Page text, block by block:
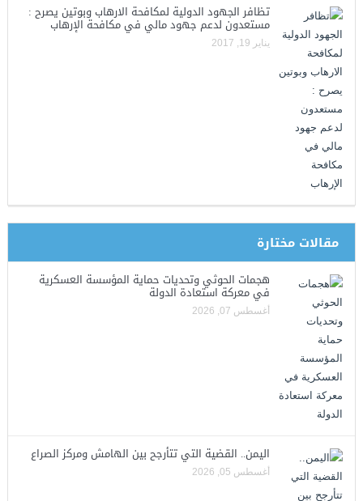
تظافر الجهود الدولية لمكافحة الارهاب وبوتين يصرح :
مستعدون لدعم جهود مالي في مكافحة الإرهاب
يناير 19, 2017
مقالات مختارة
هجمات الحوثي وتحديات حماية المؤسسة العسكرية
في معركة استعادة الدولة
أغسطس 07, 2026
اليمن.. القضية التي تتأرجح بين الهامش ومركز الصراع
أغسطس 05, 2026